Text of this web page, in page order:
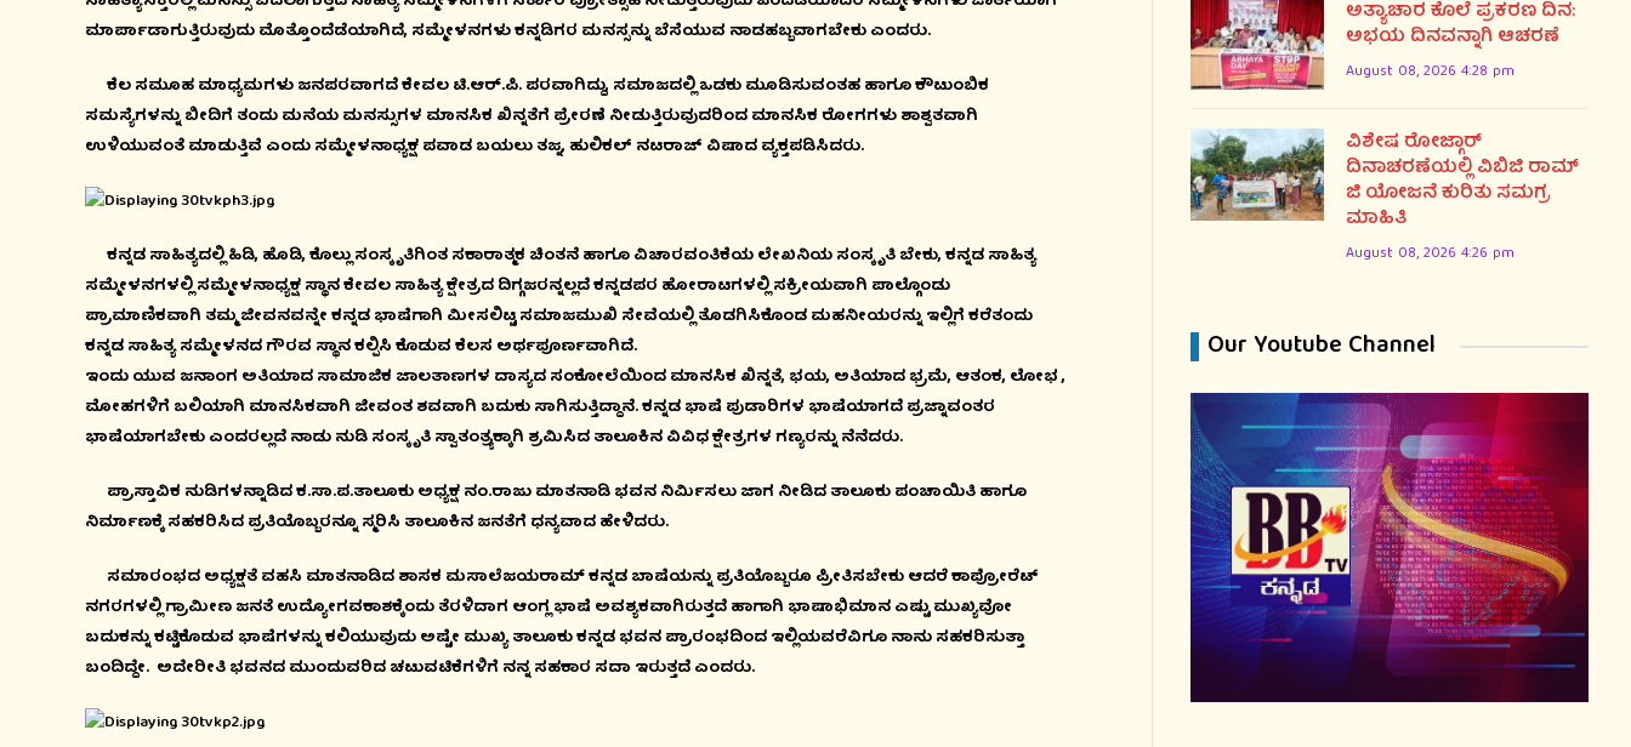
ಮಾರ್ಪಾಡಾಗುತ್ತಿರುವುದು ಮೊತ್ತೊಂದೆಡೆಯಾಗಿದೆ, ಸಮ್ಮೇಳನಗಳು ಕನ್ನಡಿಗರ ಮನಸ್ಸನ್ನು ಬೆಸೆಯುವ ನಾಡಹಬ್ಬವಾಗಬೇಕು ಎಂದರು.
ಕೆಲ ಸಮೂಹ ಮಾಧ್ಯಮಗಳು ಜನಪರವಾಗದೆ ಕೇವಲ ಟಿ.ಆರ್.ಪಿ. ಪರವಾಗಿದ್ದು, ಸಮಾಜದಲ್ಲಿ ಒಡಕು ಮೂಡಿಸುವಂತಹ ಹಾಗೂ ಕೌಟುಂಬಿಕ
ಸಮಸ್ಯೆಗಳನ್ನು ಬೀದಿಗೆ ತಂದು ಮನೆಯ ಮನಸ್ಸುಗಳ ಮಾನಸಿಕ ಖಿನ್ನತೆಗೆ ಪ್ರೇರಣೆ ನೀಡುತ್ತಿರುವುದರಿಂದ ಮಾನಸಿಕ ರೋಗಗಳು ಶಾಶ್ವತವಾಗಿ
ಉಳಿಯುವಂತೆ ಮಾಡುತ್ತಿವೆ ಎಂದು ಸಮ್ಮೇಳನಾಧ್ಯಕ್ಷ ಪವಾಡ ಬಯಲು ತಜ್ನ, ಹುಲಿಕಲ್ ನಟರಾಜ್ ವಿಷಾದ ವ್ಯಕ್ತಪಡಿಸಿದರು.
ಕನ್ನಡ ಸಾಹಿತ್ಯದಲ್ಲಿ ಹಿಡಿ, ಹೊಡಿ, ಕೊಲ್ಲು ಸಂಸ್ಕೃತಿಗಿಂತ ಸಕಾರಾತ್ಮಕ ಚಿಂತನೆ ಹಾಗೂ ವಿಚಾರವಂತಿಕೆಯ ಲೇಖನಿಯ ಸಂಸ್ಕೃತಿ ಬೇಕು, ಕನ್ನಡ ಸಾಹಿತ್ಯ
ಸಮ್ಮೇಳನಗಳಲ್ಲಿ ಸಮ್ಮೇಳನಾಧ್ಯಕ್ಷ ಸ್ಥಾನ ಕೇವಲ ಸಾಹಿತ್ಯ ಕ್ಷೇತ್ರದ ದಿಗ್ಗಜರನ್ನಲ್ಲದೆ ಕನ್ನಡಪರ ಹೋರಾಟಗಳಲ್ಲಿ ಸಕ್ರೀಯವಾಗಿ ಪಾಲ್ಗೊಂಡು
ಪ್ರಾಮಾಣಿಕವಾಗಿ ತಮ್ಮ ಜೀವನವನ್ನೇ ಕನ್ನಡ ಭಾಷೆಗಾಗಿ ಮೀಸಲಿಟ್ಟ ಸಮಾಜಮುಖಿ ಸೇವೆಯಲ್ಲಿ ತೊಡಗಿಸಿಕೊಂಡ ಮಹನೀಯರನ್ನು ಇಲ್ಲಿಗೆ ಕರೆತಂದು
ಕನ್ನಡ ಸಾಹಿತ್ಯ ಸಮ್ಮೇಳನದ ಗೌರವ ಸ್ಥಾನ ಕಲ್ಪಿಸಿ ಕೊಡುವ ಕೆಲಸ ಅರ್ಥಪೂರ್ಣವಾಗಿದೆ.
ಇಂದು ಯುವ ಜನಾಂಗ ಅತಿಯಾದ ಸಾಮಾಜಿಕ ಜಾಲತಾಣಗಳ ದಾಸ್ಯದ ಸಂಕೋಲೆಯಿಂದ ಮಾನಸಿಕ ಖಿನ್ನತೆ, ಭಯ, ಅತಿಯಾದ ಭ್ರಮೆ, ಆತಂಕ, ಲೋಭ ,
ಮೋಹಗಳಿಗೆ ಬಲಿಯಾಗಿ ಮಾನಸಿಕವಾಗಿ ಜೀವಂತ ಶವವಾಗಿ ಬದುಕು ಸಾಗಿಸುತ್ತಿದ್ದಾನೆ. ಕನ್ನಡ ಭಾಷೆ ಪುಡಾರಿಗಳ ಭಾಷೆಯಾಗದೆ ಪ್ರಜ್ನಾವಂತರ
ಭಾಷೆಯಾಗಬೇಕು ಎಂದರಲ್ಲದೆ ನಾಡು ನುಡಿ ಸಂಸ್ಕೃತಿ ಸ್ವಾತಂತ್ರ್ಯಕ್ಕಾಗಿ ಶ್ರಮಿಸಿದ ತಾಲೂಕಿನ ವಿವಿಧ ಕ್ಷೇತ್ರಗಳ ಗಣ್ಯರನ್ನು ನೆನೆದರು.
ಪ್ರಾಸ್ತಾವಿಕ ನುಡಿಗಳನ್ನಾಡಿದ ಕ.ಸಾ.ಪ.ತಾಲೂಕು ಅಧ್ಯಕ್ಷ ನಂ.ರಾಜು ಮಾತನಾಡಿ ಭವನ ನಿರ್ಮಿಸಲು ಜಾಗ ನೀಡಿದ ತಾಲೂಕು ಪಂಚಾಯಿತಿ ಹಾಗೂ
ನಿರ್ಮಾಣಕ್ಕೆ ಸಹಕರಿಸಿದ ಪ್ರತಿಯೊಬ್ಬರನ್ನೂ ಸ್ಮರಿಸಿ ತಾಲೂಕಿನ ಜನತೆಗೆ ಧನ್ಯವಾದ ಹೇಳಿದರು.
ಸಮಾರಂಭದ ಅಧ್ಯಕ್ಷತೆ ವಹಸಿ ಮಾತನಾಡಿದ ಶಾಸಕ ಮಸಾಲೆಜಯರಾಮ್ ಕನ್ನಡ ಬಾಷೆಯನ್ನು ಪ್ರತಿಯೊಬ್ಬರೂ ಪ್ರೀತಿಸಬೇಕು ಆದರೆ ಕಾಪ್ರೋರೆಟ್
ನಗರಗಳಲ್ಲಿ ಗ್ರಾಮೀಣ ಜನತೆ ಉದ್ಯೋಗವಕಾಶಕ್ಕೆಂದು ತೆರಳಿದಾಗ ಆಂಗ್ಲ ಭಾಷೆ ಅವಶ್ಯಕವಾಗಿರುತ್ತದೆ ಹಾಗಾಗಿ ಭಾಷಾಭಿಮಾನ ಎಷ್ಟು ಮುಖ್ಯವೋ
ಬದುಕನ್ನು ಕಟ್ಟಿಕೊಡುವ ಭಾಷೆಗಳನ್ನು ಕಲಿಯುವುದು ಅಷ್ಟೇ ಮುಖ್ಯ ತಾಲೂಕು ಕನ್ನಡ ಭವನ ಪ್ರಾರಂಭದಿಂದ ಇಲ್ಲಿಯವರೆವಿಗೂ ನಾನು ಸಹಕರಿಸುತ್ತಾ
ಬಂದಿದ್ದೇ. ಅದೇರೀತಿ ಭವನದ ಮುಂದುವರಿದ ಚಟುವಟಿಕೆಗಳಿಗೆ ನನ್ನ ಸಹಕಾರ ಸದಾ ಇರುತ್ತದೆ ಎಂದರು.
ಅತ್ಯಾಚಾರ ಕೊಲೆ ಪ್ರಕರಣ ದಿನ:
ಅಭಯ ದಿನವನ್ನಾಗಿ ಆಚರಣೆ
August 08, 2026 4:28 pm
ವಿಶೇಷ ರೋಜ್ಗಾರ್
ದಿನಾಚರಣೆಯಲ್ಲಿ ವಿಬಿಜಿ ರಾಮ್
ಜಿ ಯೋಜನೆ ಕುರಿತು ಸಮಗ್ರ
ಮಾಹಿತಿ
August 08, 2026 4:26 pm
Our Youtube Channel